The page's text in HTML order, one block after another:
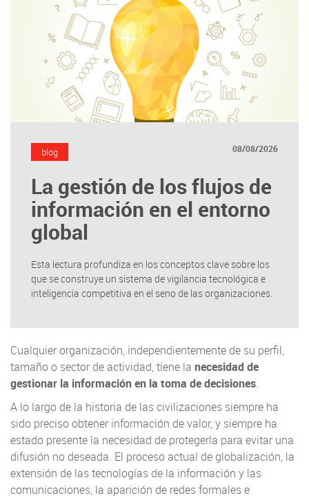
blog 08/08/2026
La gestión de los flujos de
información en el entorno
global
Esta lectura profundiza en los conceptos clave sobre los
que se construye un sistema de vigilancia tecnológica e
inteligencia competitiva en el seno de las organizaciones.
Cualquier organización, independientemente de su perfil,
tamaño o sector de actividad, tiene la necesidad de
gestionar la informaciónen la toma de decisiones.
A lo largo de la historia de las civilizaciones siempre ha
sido preciso obtener información de valor, y siempre ha
estado presente la necesidad de protegerla para evitar una
difusión no deseada. El proceso actual de globalización, la
extensión de las tecnologías de la información y las
comunicaciones, la aparición de redes formales e